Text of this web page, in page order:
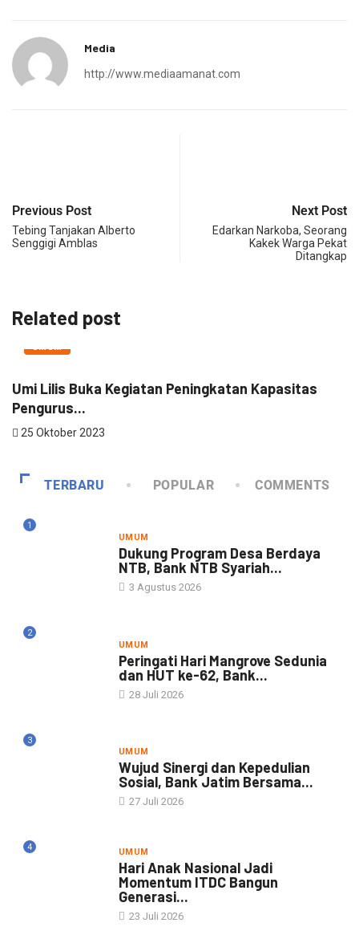
Media
http://www.mediaamanat.com
Previous Post
Tebing Tanjakan Alberto
Senggigi Amblas
Next Post
Edarkan Narkoba, Seorang
Kakek Warga Pekat
Ditangkap
Related post
UMUM
Umi Lilis Buka Kegiatan Peningkatan Kapasitas
Pengurus...
25 Oktober 2023
TERBARU POPULAR COMMENTS
1
UMUM
Dukung Program Desa Berdaya
NTB, Bank NTB Syariah...
3 Agustus 2026
2
UMUM
Peringati Hari Mangrove Sedunia
dan HUT ke-62, Bank...
28 Juli 2026
3
UMUM
Wujud Sinergi dan Kepedulian
Sosial, Bank Jatim Bersama...
27 Juli 2026
4 UMUM
Hari Anak Nasional Jadi
Momentum ITDC Bangun
Generasi...
23 Juli 2026